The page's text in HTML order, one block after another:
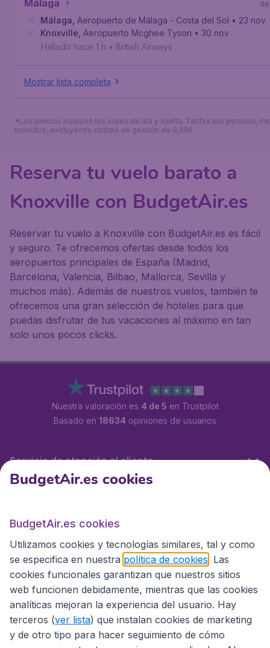
Málaga
Málaga Aeropuerto de Málaga - Costa del Sol • 23 nov
Knoxville Aeropuerto Mcghee Tyson • 30 nov
Hallado hace 1 h • British Airways
Mostrar lista completa
*Los precios incluyen los viajes de ida y vuelta. Tarifas por persona,
incluidos, excluyendo costes de gestión de 9,99€.
Reserva tu vuelo barato a
Knoxville con BudgetAir.es
Reservar tu vuelo a Knoxville con BudgetAir.es es fácil
y seguro. Te ofrecemos ofertas desde todos los
aeropuertos principales de España (Madrid,
Barcelona, Valencia, Bilbao, Mallorca, Sevilla y
muchos más). Además de nuestros vuelos, también te
ofrecemos una gran selección de hoteles para que
puedas disfrutar de tus vacaciones al máximo en tan
solo unos pocos clicks.
Nuestra valoración es 4 de 5 en Trustpilot
Basado en 18634 opiniones de usuarios
Servicio de atención al cliente
Sitios internacionales
BudgetAir.es cookies
BudgetAir.es cookies
Utilizamos cookies y tecnologías similares, tal y como
se especifica en nuestra política de cookies . Las
cookies funcionales garantizan que nuestros sitios
web funcionen debidamente, mientras que las cookies
analíticas mejoran la experiencia del usuario. Hay
terceros (ver lista) que instalan cookies de marketing
y de otro tipo para hacer seguimiento de cómo